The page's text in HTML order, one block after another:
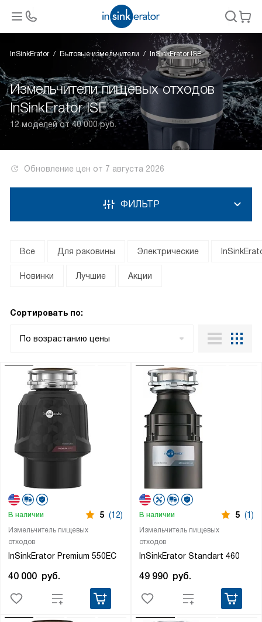
InSinkErator Бытовые измельчители InSinkErator ISE
Измельчители пищевых отходов
InSinkErator ISE
12 моделей от 40 000 руб.
Обновление цен от 7 августа 2026
ФИЛЬТР
Все Для раковины Электрические
Новинки Лучшие Акции
Сортировать по:
По возрастанию цены
Измельчитель пищевых
отходов
InSinkErator Premium 550EC
В наличии 5 (12)
40 000 руб.
Измельчитель пищевых
отходов
InSinkErator Standart 460
В наличии 5 (1)
49 990 руб.